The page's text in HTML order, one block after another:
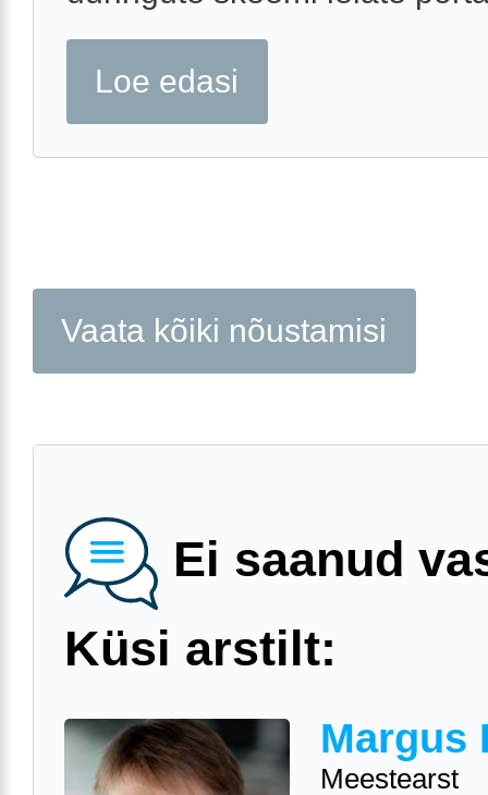
Loe edasi
Vaata kõiki nõustamisi
Ei saanud
Küsi arstilt:
Margus
Meestearst